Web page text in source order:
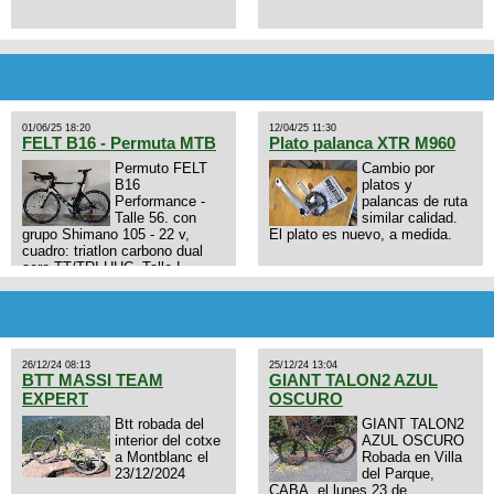
01/06/25 18:20
FELT B16 - Permuta MTB
Permuto FELT
B16
Performance -
Talle 56. con
grupo Shimano 105 - 22 v,
cuadro: triatlon carbono dual
aero TT/TRI UHC. Talle L.
12/04/25 11:30
Plato palanca XTR M960
Cambio por
platos y
palancas de ruta
similar calidad.
El plato es nuevo, a medida.
26/12/24 08:13
BTT MASSI TEAM
EXPERT
Btt robada del
interior del cotxe
a Montblanc el
23/12/2024
25/12/24 13:04
GIANT TALON2 AZUL
OSCURO
GIANT TALON2
AZUL OSCURO
Robada en Villa
del Parque,
CABA, el lunes 23 de